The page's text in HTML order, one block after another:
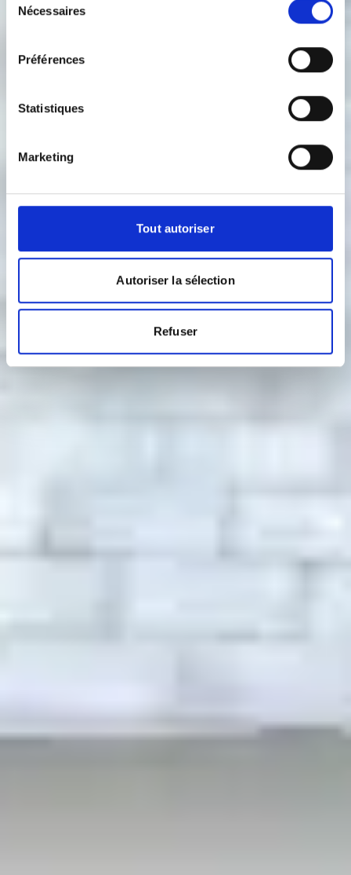
Nécessaires
Préférences
Statistiques
Marketing
Tout autoriser
Autoriser la sélection
Refuser